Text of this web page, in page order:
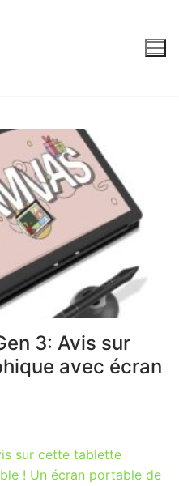
3: Avis sur
avec écran
sur cette tablette
! Un écran portable de